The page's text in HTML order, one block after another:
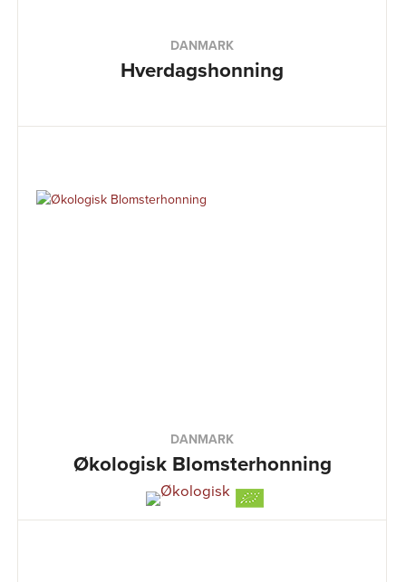
DANMARK
Hverdagshonning
DANMARK
Økologisk Blomsterhonning